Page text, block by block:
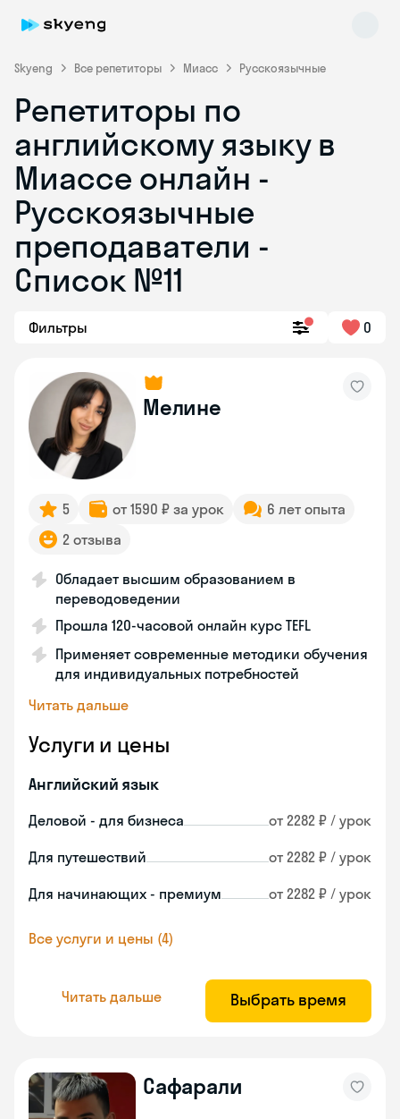
Skyeng Все репетиторы Миасс Русскоязычные
Репетиторы по
английскому языку в
Миассе онлайн -
Русскоязычные
преподаватели -
Список №11
Фильтры 0
Мелине
5 от 1590 ₽ за урок
6 лет опыта
2 отзыва
Обладает высшим образованием в
переводоведении
Прошла 120-часовой онлайн курс TEFL
Применяет современные методики обучения
для индивидуальных потребностей
Читать дальше
Услуги и цены
Английский язык
Деловой - для бизнеса от 2282 ₽ / урок
Для путешествий от 2282 ₽ / урок
Для начинающих - премиум от 2282 ₽ / урок
Все услуги и цены (4)
Читать дальше Выбрать время
Сафарали
online